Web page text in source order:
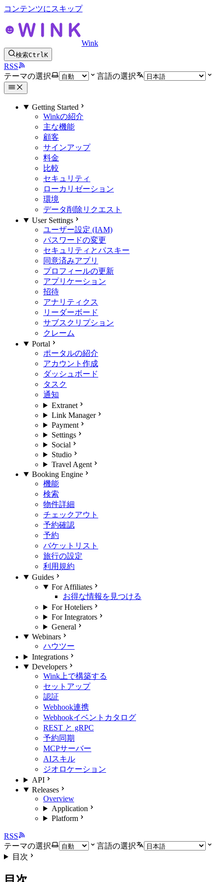
コンテンツにスキップ
Wink
検索CtrlK
RSS
テーマの選択
言語の選択
Getting Started
Winkの紹介
主な機能
顧客
サインアップ
料金
比較
セキュリティ
ローカリゼーション
環境
データ削除リクエスト
User Settings
ユーザー設定 (IAM)
パスワードの変更
セキュリティとパスキー
同意済みアプリ
プロフィールの更新
アプリケーション
招待
アナリティクス
リーダーボード
サブスクリプション
クレーム
Portal
ポータルの紹介
アカウント作成
ダッシュボード
タスク
通知
Extranet
Link Manager
Payment
Settings
Social
Studio
Travel Agent
Booking Engine
機能
検索
物件詳細
チェックアウト
予約確認
予約
バケットリスト
旅行の設定
利用規約
Guides
For Affiliates
お得な情報を見つける
For Hoteliers
For Integrators
General
Webinars
ハウツー
Integrations
Developers
Wink上で構築する
セットアップ
認証
Webhook連携
Webhookイベントカタログ
REST と gRPC
予約同期
MCPサーバー
AIスキル
ジオロケーション
API
Releases
Overview
Application
Platform
RSS
テーマの選択
言語の選択
目次